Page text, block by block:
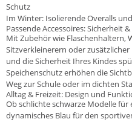
Schutz
Im Winter: Isolierende Overalls
Passende Accessoires: Sicherheit
Mit Zubehör wie Flaschenhaltern,
Sitzverkleinerern oder
und die Sicherheit Ihres Kindes
Speichenschutz erhöhen die
Weg zur Schule oder im dichten
Alltag & Freizeit: Design und
Ob schlichte schwarze Modelle
dynamisches Blau für den